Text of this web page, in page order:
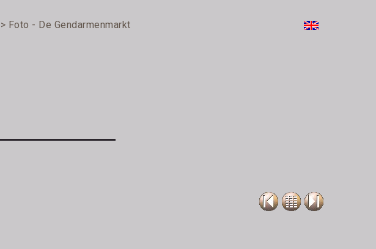
> Foto - De Gendarmenmarkt